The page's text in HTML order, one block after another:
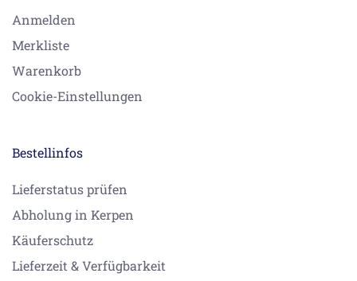
Anmelden
Merkliste
Warenkorb
Cookie-Einstellungen
Bestellinfos
Lieferstatus prüfen
Abholung in Kerpen
Käuferschutz
Lieferzeit & Verfügbarkeit